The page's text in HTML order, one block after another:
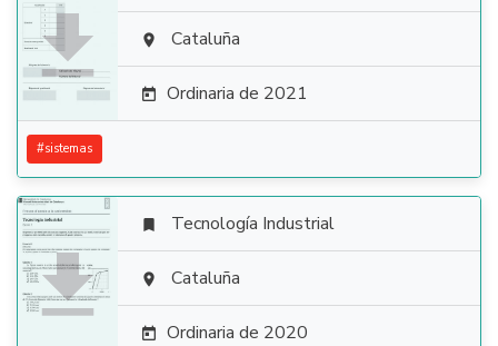
  Cataluña
 Ordinaria de 2021
#sistemas

 Tecnología Industrial
 Cataluña
 Ordinaria de 2020